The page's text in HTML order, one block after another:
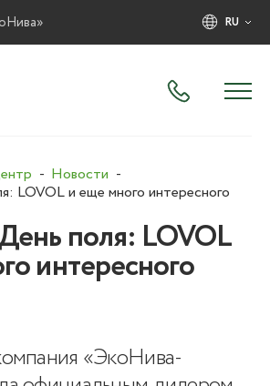
RU
Новости
LOVOL и еще много интересного
поля: LOVOL
интересного
«ЭкоНива-